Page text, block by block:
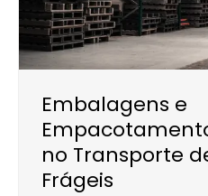
Embalagens e
no Transporte
Frágeis